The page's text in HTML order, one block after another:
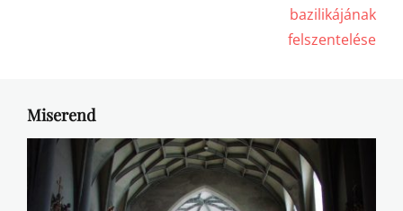
bazilikájának
felszentelése
Miserend